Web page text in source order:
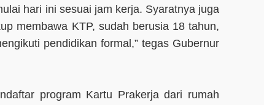
hari ini sesuai jam kerja. Syaratnya juga
membawa KTP, sudah berusia 18 tahun,
pendidikan formal,” tegas Gubernur
program Kartu Prakerja dari rumah